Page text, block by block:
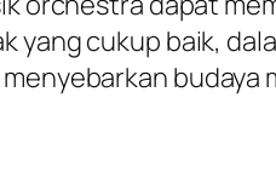
yang cukup baik,
budaya